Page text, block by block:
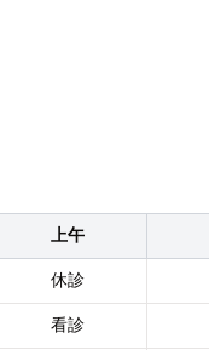
上午
休診
看診